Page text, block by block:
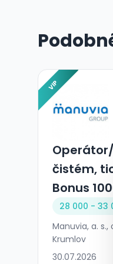
VIP
čistém,
Bonus
28 000 - 33
Manuvia, a. s.,
Krumlov
30.07.2026